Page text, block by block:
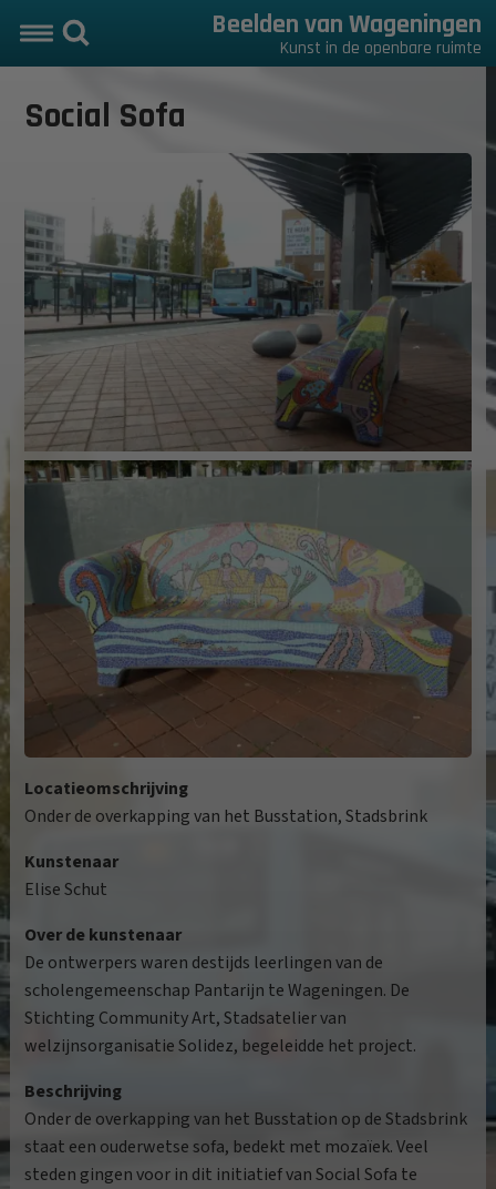
Beelden van Wageningen
Kunst in de openbare ruimte
Social Sofa
Locatieomschrijving
Onder de overkapping van het Busstation, Stadsbrink
Kunstenaar
Elise Schut
Over de kunstenaar
De ontwerpers waren destijds leerlingen van de
scholengemeenschap Pantarijn te Wageningen. De
Stichting Community Art, Stadsatelier van
welzijnsorganisatie Solidez, begeleidde het project.
Beschrijving
Onder de overkapping van het Busstation op de Stadsbrink
staat een ouderwetse sofa, bedekt met mozaïek. Veel
steden gingen voor in dit initiatief van Social Sofa te